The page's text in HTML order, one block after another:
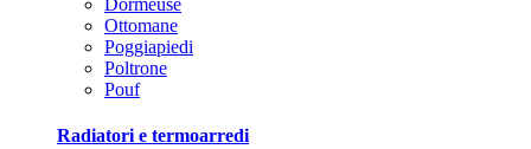
Dormeuse
Ottomane
Poggiapiedi
Poltrone
Pouf
Radiatori e termoarredi